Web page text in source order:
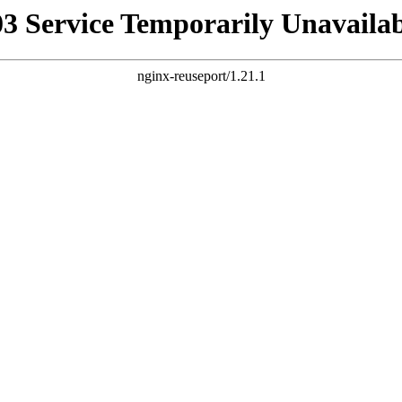
Service Temporarily
nginx-reuseport/1.21.1